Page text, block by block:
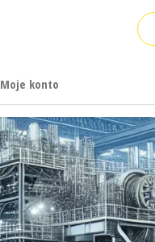
Moje konto